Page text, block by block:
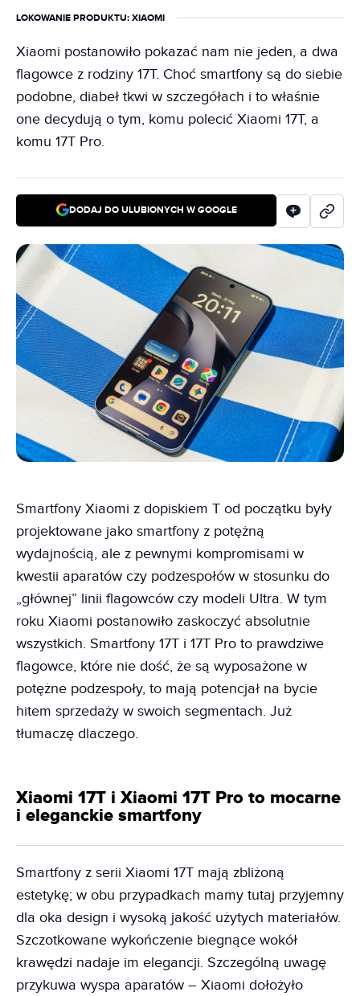
LOKOWANIE PRODUKTU: XIAOMI
Xiaomi postanowiło pokazać nam nie jeden, a dwa
flagowce z rodziny 17T. Choć smartfony są do siebie
podobne, diabeł tkwi w szczegółach i to właśnie
one decydują o tym, komu polecić Xiaomi 17T, a
komu 17T Pro.
DODAJ DO ULUBIONYCH W GOOGLE
Smartfony Xiaomi z dopiskiem T od początku były
projektowane jako smartfony z potężną
wydajnością, ale z pewnymi kompromisami w
kwestii aparatów czy podzespołów w stosunku do
„głównej” linii flagowców czy modeli Ultra. W tym
roku Xiaomi postanowiło zaskoczyć absolutnie
wszystkich. Smartfony 17T i 17T Pro to prawdziwe
flagowce, które nie dość, że są wyposażone w
potężne podzespoły, to mają potencjał na bycie
hitem sprzedaży w swoich segmentach. Już
tłumaczę dlaczego.
Xiaomi 17T i Xiaomi 17T Pro to mocarne
i eleganckie smartfony
Smartfony z serii Xiaomi 17T mają zbliżoną
estetykę; w obu przypadkach mamy tutaj przyjemny
dla oka design i wysoką jakość użytych materiałów.
Szczotkowane wykończenie biegnące wokół
krawędzi nadaje im elegancji. Szczególną uwagę
przykuwa wyspa aparatów – Xiaomi dołożyło